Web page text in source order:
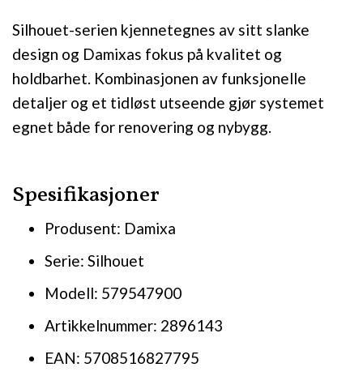
Silhouet-serien kjennetegnes av sitt slanke
design og Damixas fokus på kvalitet og
holdbarhet. Kombinasjonen av funksjonelle
detaljer og et tidløst utseende gjør systemet
egnet både for renovering og nybygg.
Spesifikasjoner
Produsent: Damixa
Serie: Silhouet
Modell: 579547900
Artikkelnummer: 2896143
EAN: 5708516827795